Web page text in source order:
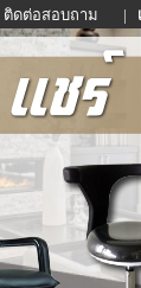
ติดต่อสอบถาม |